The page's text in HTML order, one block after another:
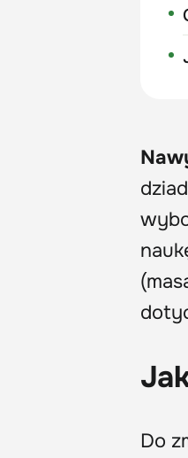
Do